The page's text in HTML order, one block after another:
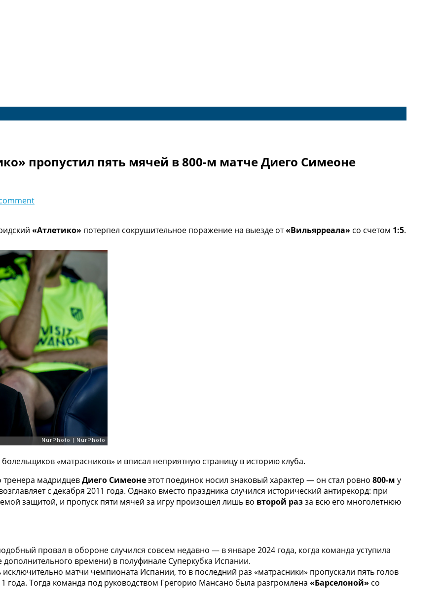
пропустил пять мячей в 800-м матче Диего Симеоне
«Атлетико» потерпел сокрушительное поражение на выезде от«Вильярреала» со счетом 1:5.
«матрасников» и вписал неприятную страницу в историю клуба.
тренера мадридцевДиего Симеонеэтот поединок носил знаковый характер — он стал ровно 800-м у
с декабря 2011 года. Однако вместо праздника случился исторический антирекорд: при
защитой, и пропуск пяти мячей за игру произошел лишь во второй разза всю его многолетнюю
провал в обороне случился совсем недавно — в январе 2024 года, когда команда уступила
дополнительного времени) в полуфинале Суперкубка Испании.
исключительно матчи чемпионата Испании, то в последний раз «матрасники» пропускали пять голов
Тогда команда под руководством Грегорио Мансано была разгромлена «Барселоной» со